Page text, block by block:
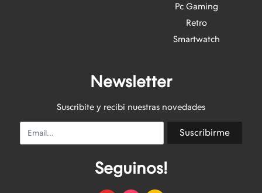
Pc Gaming
Retro
Smartwatch
Newsletter
Suscribite y recibi nuestras novedades
Email Suscribirme
Seguinos!